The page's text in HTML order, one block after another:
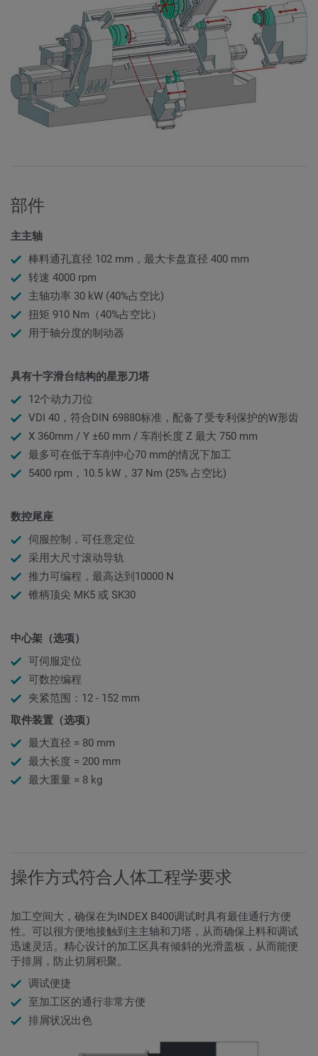
部件
主主轴
棒料通孔直径 102 mm，最大卡盘直径 400 mm
转速 4000 rpm
主轴功率 30 kW (40%占空比)
扭矩 910 Nm（40%占空比）
用于轴分度的制动器
具有十字滑台结构的星形刀塔
12个动力刀位
VDI 40，符合DIN 69880标准，配备了受专利保护的W形齿
X 360mm / Y ±60 mm / 车削长度 Z 最大 750 mm
最多可在低于车削中心70 mm的情况下加工
5400 rpm，10.5 kW，37 Nm (25% 占空比)
数控尾座
伺服控制，可任意定位
采用大尺寸滚动导轨
推力可编程，最高达到10000 N
锥柄顶尖 MK5 或 SK30
中心架（选项）
可伺服定位
可数控编程
夹紧范围：12 - 152 mm
取件装置（选项）
最大直径 = 80 mm
最大长度 = 200 mm
最大重量 = 8 kg
操作方式符合人体工程学要求
加工空间大，确保在为INDEX B400调试时具有最佳通行方便
性。可以很方便地接触到主主轴和刀塔，从而确保上料和调试
迅速灵活。精心设计的加工区具有倾斜的光滑盖板，从而能便
于排屑，防止切屑积聚。
调试便捷
至加工区的通行非常方便
排屑状况出色